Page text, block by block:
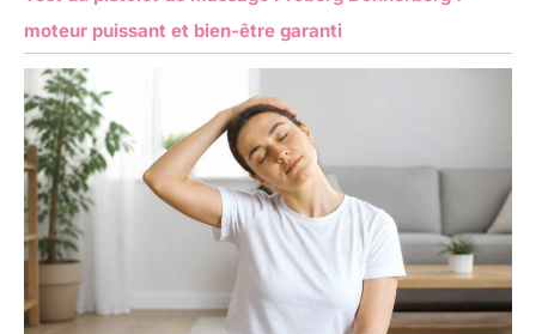
moteur puissant et bien-être garanti